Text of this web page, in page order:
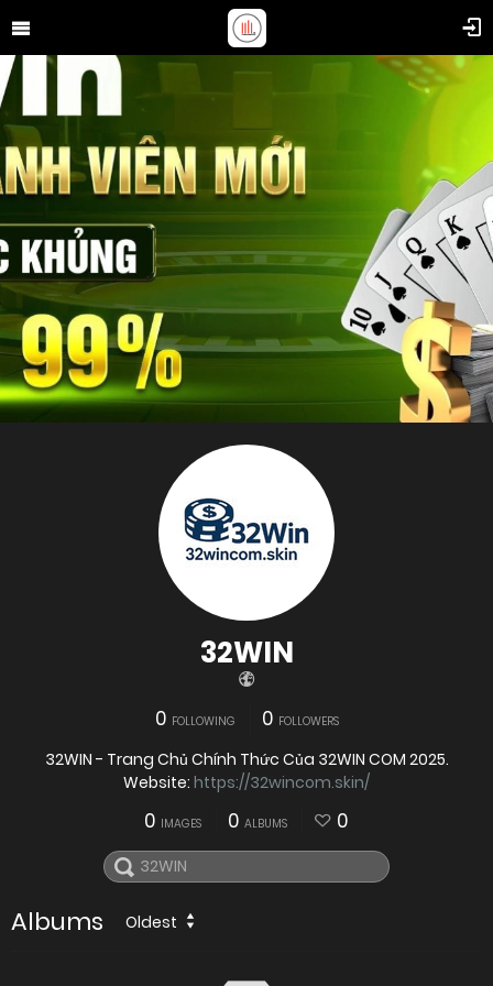
32WIN
0 FOLLOWING 0 FOLLOWERS
32WIN - Trang Chủ Chính Thức Của 32WIN COM 2025.
Website: https://32wincom.skin/
0 IMAGES 0 ALBUMS 0
Albums Oldest